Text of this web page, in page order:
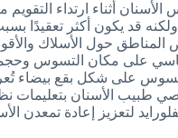
أثناء ارتداء
ولكنه قد يكون أكثر تعقيدًا
المناطق حول الأسلاك
على مكان التسوس
التسوس على شكل بقع بيضاء
طبيب الأسنان بتعليمات
لتعزيز إعادة تمعدن